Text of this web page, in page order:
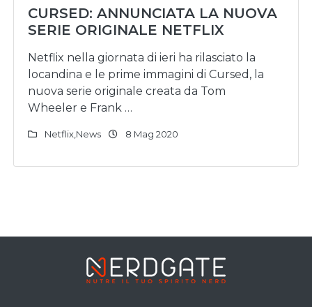
CURSED: ANNUNCIATA LA NUOVA
SERIE ORIGINALE NETFLIX
Netflix nella giornata di ieri ha rilasciato la
locandina e le prime immagini di Cursed, la
nuova serie originale creata da Tom
Wheeler e Frank …
Netflix News 8 Mag 2020